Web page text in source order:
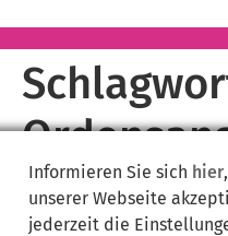
Informieren Sie sich hier
unserer Webseite
jederzeit die